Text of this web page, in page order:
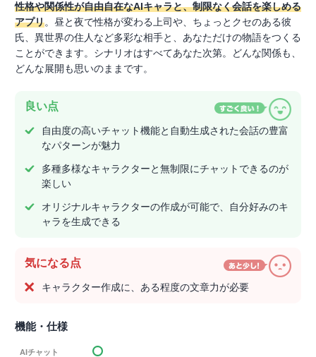
性格や関係性が自由自在なAIキャラと、制限なく会話を楽しめる
アプリ。昼と夜で性格が変わる上司や、ちょっとクセのある彼
氏、異世界の住人など多彩な相手と、あなただけの物語をつくる
ことができます。シナリオはすべてあなた次第。どんな関係も、
どんな展開も思いのままです。
良い点
自由度の高いチャット機能と自動生成された会話の豊富
なパターンが魅力
多種多様なキャラクターと無制限にチャットできるのが
楽しい
オリジナルキャラクターの作成が可能で、自分好みのキ
ャラを生成できる
気になる点
キャラクター作成に、ある程度の文章力が必要
機能・仕様
AIチャット